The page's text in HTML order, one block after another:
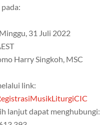
31 Juli 2022
Harry Singkoh, MSC
link:
lanjut dapat menghubungi: